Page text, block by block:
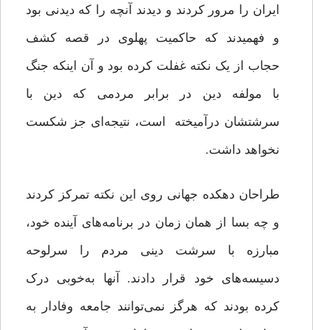
ایران را مرور کردند و دیدند آنچه را که دیدنی بود
و فهمیدند که حاکمیت پهلوی در قصه کشف
حجاب از یک نکته غفلت کرده بود و آن اینکه جنگ
با مولفه دین در برابر مردمی که دین با
سرشتشان درآمیخته است، نتیجه‌ای جز شکست
نخواهد داشت.
طراحان دهکده جهانی روی این نکته تمرکز کردند
و چه بسا از همان زمان در برنامه‌های آینده خود،
مبارزه با سرشت دینی مردم را سرلوحه
دسیسه‌های خود قرار دادند. آنها به‌خوبی درک
کرده بودند که هرگز نمی‌توانند جامعه وفادار به